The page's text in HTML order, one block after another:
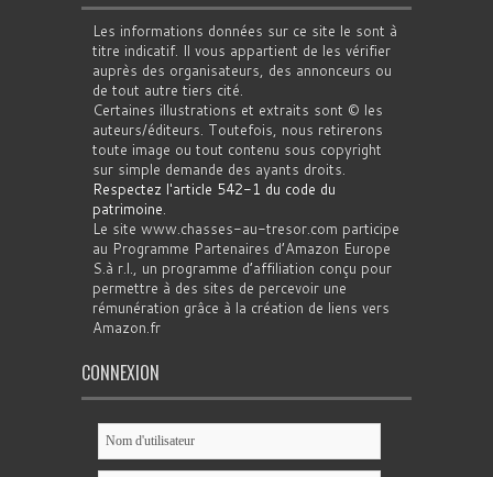
Les informations données sur ce site le sont à
titre indicatif. Il vous appartient de les vérifier
auprès des organisateurs, des annonceurs ou
de tout autre tiers cité.
Certaines illustrations et extraits sont © les
auteurs/éditeurs. Toutefois, nous retirerons
toute image ou tout contenu sous copyright
sur simple demande des ayants droits.
Respectez l'article 542-1 du code du
patrimoine.
Le site www.chasses-au-tresor.com participe
au Programme Partenaires d’Amazon Europe
S.à r.l., un programme d’affiliation conçu pour
permettre à des sites de percevoir une
rémunération grâce à la création de liens vers
Amazon.fr
CONNEXION